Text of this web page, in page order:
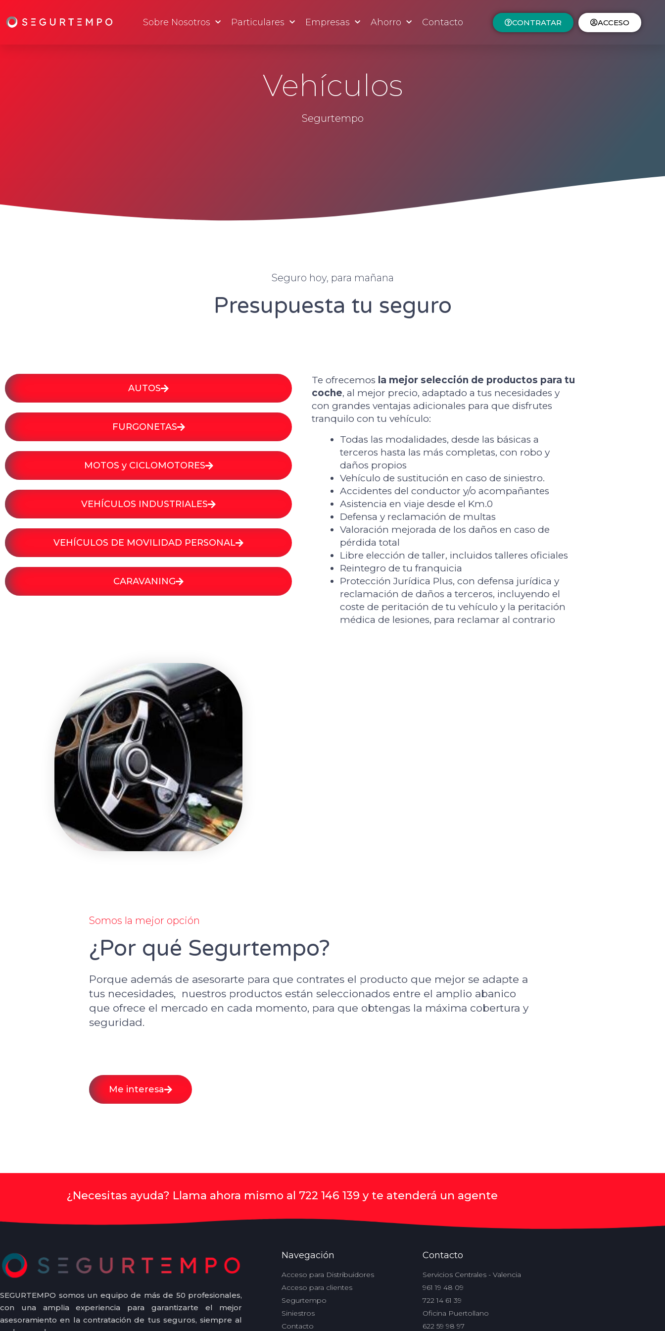
Sobre Nosotros Particulares Empresas Ahorro Contacto CONTRATAR ACCESO
Vehículos
Segurtempo
Seguro hoy, para mañana
Presupuesta tu seguro
AUTOS
FURGONETAS
MOTOS y CICLOMOTORES
VEHÍCULOS INDUSTRIALES
VEHÍCULOS DE MOVILIDAD PERSONAL
CARAVANING
Te ofrecemos la mejor selección de productos para tu
coche, al mejor precio, adaptado a tus necesidades y
con grandes ventajas adicionales para que disfrutes
tranquilo con tu vehículo:
Todas las modalidades, desde las básicas a
terceros hasta las más completas, con robo y
daños propios
Vehículo de sustitución en caso de siniestro.
Accidentes del conductor y/o acompañantes
Asistencia en viaje desde el Km.0
Defensa y reclamación de multas
Valoración mejorada de los daños en caso de
pérdida total
Libre elección de taller, incluidos talleres oficiales
Reintegro de tu franquicia
Protección Jurídica Plus, con defensa jurídica y
reclamación de daños a terceros, incluyendo el
coste de peritación de tu vehículo y la peritación
médica de lesiones, para reclamar al contrario
Somos la mejor opción
¿Por qué Segurtempo?
Porque además de asesorarte para que contrates el producto que mejor se adapte a
tus necesidades, nuestros productos están seleccionados entre el amplio abanico
que ofrece el mercado en cada momento, para que obtengas la máxima cobertura y
seguridad.
Me interesa
¿Necesitas ayuda? Llama ahora mismo al 722 146 139 y te atenderá un agente
SEGURTEMPO somos un equipo de más de 50 profesionales,
con una amplia experiencia para garantizarte el mejor
asesoramiento en la contratación de tus seguros, siempre al
Navegación
Acceso para Distribuidores
Acceso para clientes
Segurtempo
Siniestros
Contacto
Contacto
Servicios Centrales - Valencia
961 19 48 09
722 14 61 39
Oficina Puertollano
622 59 98 97